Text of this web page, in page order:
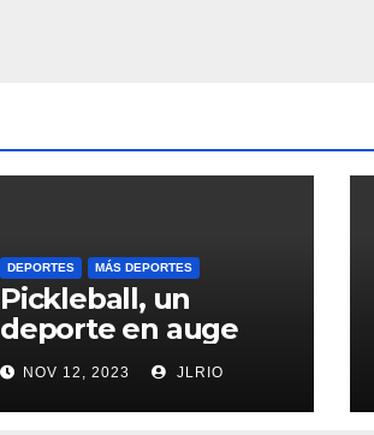
DEPORTES MÁS DEPORTES
Pickleball, un
deporte en auge
NOV 12, 2023 JLRIO